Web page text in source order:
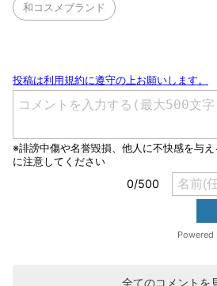
和コスメブランド
全てのコメントを